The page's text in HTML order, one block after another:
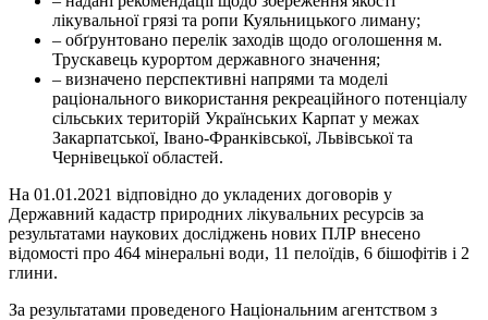
лікувальної грязі та ропи Куяльницького лиману;
– обґрунтовано перелік заходів щодо оголошення м.
Трускавець курортом державного значення;
– визначено перспективні напрями та моделі
раціонального використання рекреаційного потенціалу
сільських територій Українських Карпат у межах
Закарпатської, Івано-Франківської, Львівської та
Чернівецької областей.
На 01.01.2021 відповідно до укладених договорів у
Державний кадастр природних лікувальних ресурсів за
результатами наукових досліджень нових ПЛР внесено
відомості про 464 мінеральні води, 11 пелоїдів, 6 бішофітів і 2
глини.
За результатами проведеного Національним агентством з